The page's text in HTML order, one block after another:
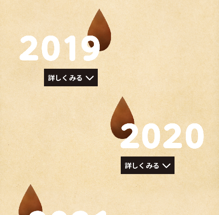
詳しくみる
詳しくみる